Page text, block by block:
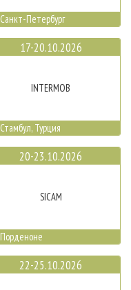
Санкт-Петербург
17-20.10.2026
INTERMOB
Стамбул, Турция
20-23.10.2026
SICAM
Порденоне
22-25.10.2026